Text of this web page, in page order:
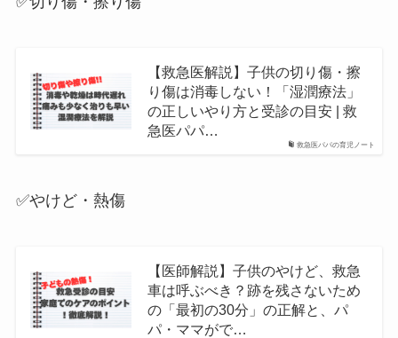
救急医パパの育児ノート
【救急医解説】子供の切り傷・擦
り傷は消毒しない！「湿潤療法」
の正しいやり方と受診の目安 | 救
急医パパ…
✅やけど・熱傷
【医師解説】子供のやけど、救急
車は呼ぶべき？跡を残さないため
の「最初の30分」の正解と、パ
パ・ママがで…